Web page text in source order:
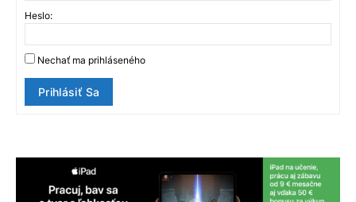
Heslo:
Nechať ma prihláseného
Prihlásiť Sa